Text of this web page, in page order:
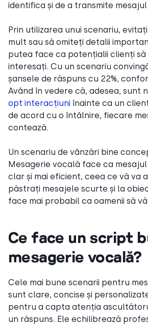
identifica și de a transmite
Prin utilizarea unui scenariu,
mult sau să omiteți detalii
putea face ca potențialii clienți să
interesați. Cu un scenariu
șansele de răspuns cu 22%,
Având în vedere că, adesea, sunt
opt interacțiuni înainte ca un
de acord cu o întâlnire, fiecare
contează.
Un scenariu de vânzări bine
Mesagerie vocală face ca mesajul
clar și mai eficient, ceea ce vă va
păstrați mesajele scurte și la
face mai probabil ca oamenii să
Ce face un script
mesagerie vocală?
Cele mai bune scenarii pentru
sunt clare, concise și
pentru a capta atenția
un răspuns. Ele echilibrează